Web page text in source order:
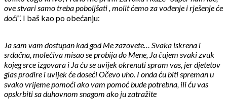
ove stvari samo treba poboljšati , molit ćemo za vođenje i rješenje će
doći”. I baš kao po obećanju:
Ja sam vam dostupan kad god Me zazovete… Svaka iskrena i
srdačna, molećiva misao se probija do Mene, Ja čujem svaki zvuk
kojeg srce izgovara i Ja ću se uvijek okrenuti spram vas, jer djetetov
glas prodire i uvijek će doseći Očevo uho. I onda ću biti spreman u
svako vrijeme pomoći ako vam pomoć bude potrebna, ili ću vas
opskrbiti sa duhovnom snagom ako ju zatražite